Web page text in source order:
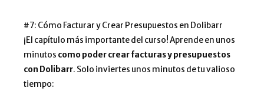
#7: Cómo Facturar y Crear Presupuestos en Dolibarr
¡El capítulo más importante del curso! Aprende en unos
minutos como poder crear facturas y presupuestos
con Dolibarr. Solo inviertes unos minutos de tu valioso
tiempo: